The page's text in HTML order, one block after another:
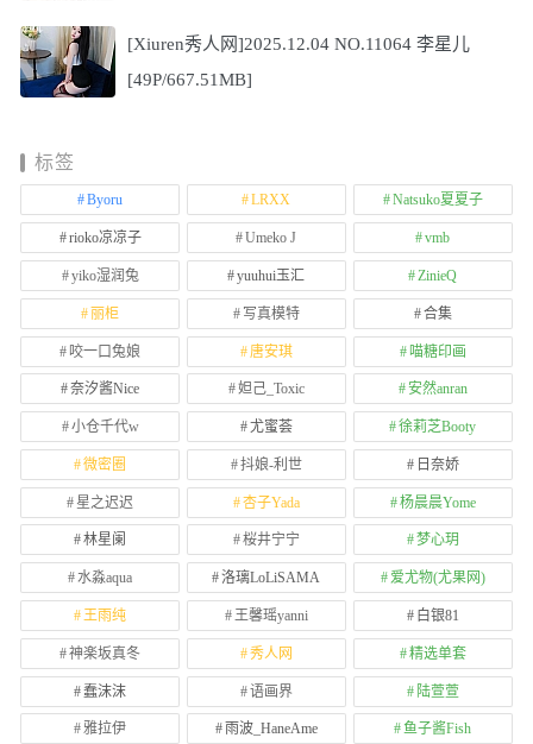
[Xiuren秀人网]2025.12.04 NO.11064 李星儿
[49P/667.51MB]
标签
Byoru LRXX Natsuko夏夏子
rioko凉凉子 Umeko J vmb
yiko湿润兔 yuuhui玉汇 ZinieQ
丽柜 写真模特 合集
咬一口兔娘 唐安琪 喵糖印画
奈汐酱Nice 妲己_Toxic 安然anran
小仓千代w 尤蜜荟 徐莉芝Booty
微密圈 抖娘-利世 日奈娇
星之迟迟 杏子Yada 杨晨晨Yome
林星阑 桜井宁宁 梦心玥
水淼aqua 洛璃LoLiSAMA 爱尤物(尤果网)
王雨纯 王馨瑶yanni 白银81
神楽坂真冬 秀人网 精选单套
蠢沫沫 语画界 陆萱萱
雅拉伊 雨波_HaneAme 鱼子酱Fish